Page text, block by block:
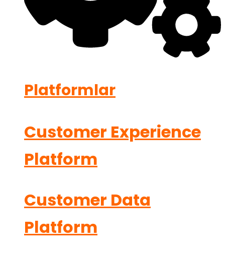
Platformlar
Customer Experience
Platform
Customer Data
Platform